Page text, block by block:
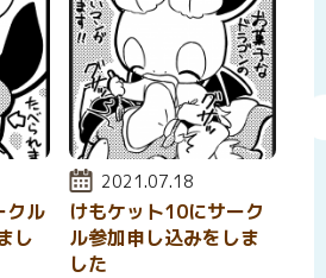
クル
し
投稿日:
2021.07.18
けもケット10にサーク
ル参加申し込みをしま
した